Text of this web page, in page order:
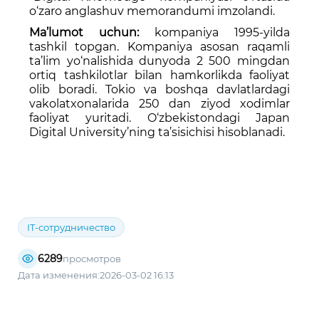
o‘zaro anglashuv memorandumi imzolandi.
Ma’lumot uchun:
kompaniya 1995-yilda
tashkil topgan. Kompaniya asosan raqamli
ta’lim yo‘nalishida dunyoda 2 500 mingdan
ortiq tashkilotlar bilan hamkorlikda faoliyat
olib boradi. Tokio va boshqa davlatlardagi
vakolatxonalarida 250 dan ziyod xodimlar
faoliyat yuritadi. O‘zbekistondagi Japan
Digital University’ning ta’sisichisi hisoblanadi.
IT-сотрудничество
6289просмотров
Дата изменения:2026-03-02 16:13